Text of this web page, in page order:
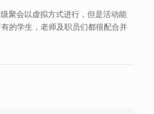
聚会以虚拟方式进行，但是活动能
的学生，老师及职员们都很配合并